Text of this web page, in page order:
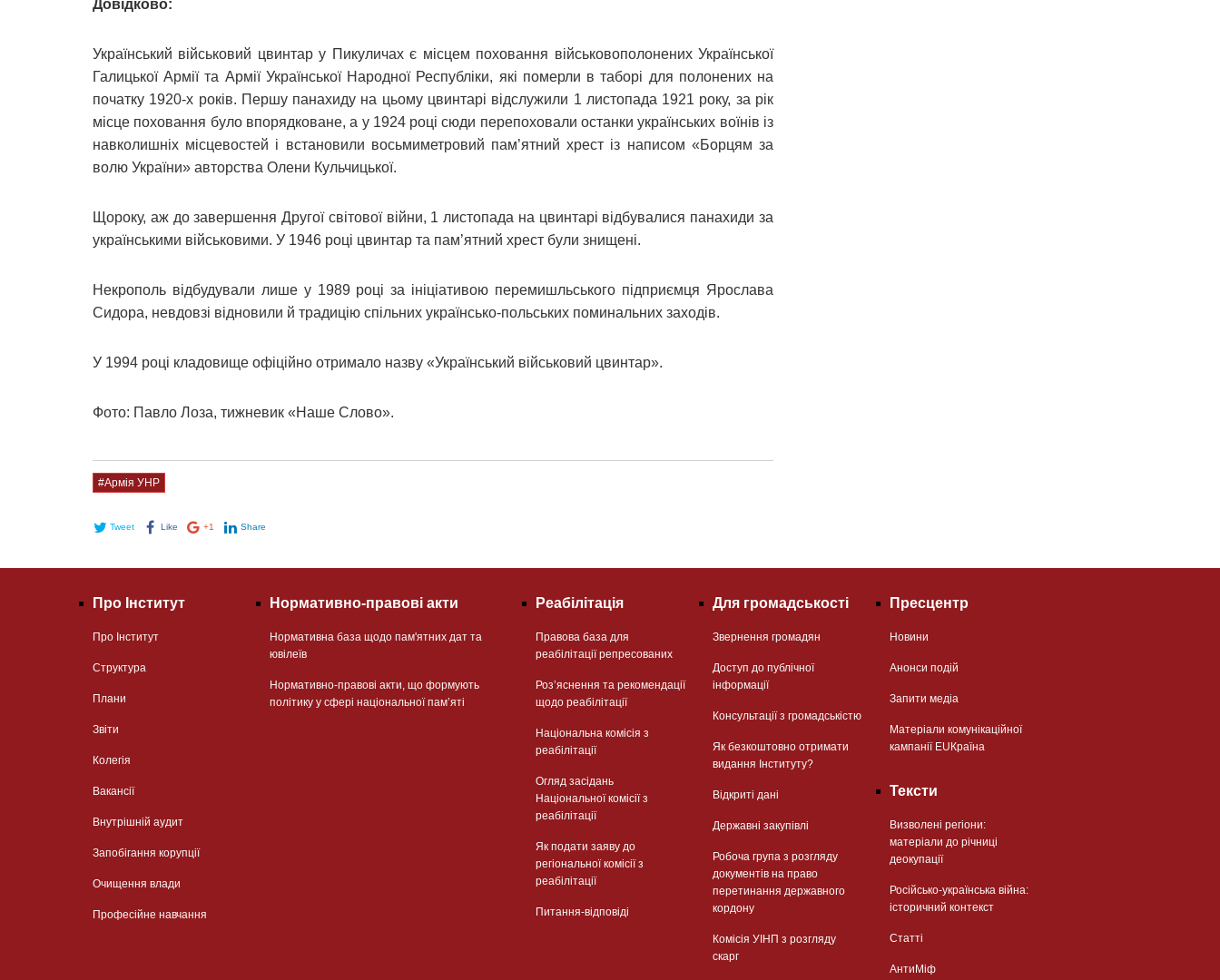
Довідково:
Український військовий цвинтар у Пикуличах є місцем поховання військовополонених Української
Галицької Армії та Армії Української Народної Республіки, які померли в таборі для полонених на
початку 1920-х років. Першу панахиду на цьому цвинтарі відслужили 1 листопада 1921 року, за рік
місце поховання було впорядковане, а у 1924 році сюди перепоховали останки українських воїнів із
навколишніх місцевостей і встановили восьмиметровий пам’ятний хрест із написом «Борцям за
волю України» авторства Олени Кульчицької.
Щороку, аж до завершення Другої світової війни, 1 листопада на цвинтарі відбувалися панахиди за
українськими військовими. У 1946 році цвинтар та пам’ятний хрест були знищені.
Некрополь відбудували лише у 1989 році за ініціативою перемишльського підприємця Ярослава
Сидора, невдовзі відновили й традицію спільних українсько-польських поминальних заходів.
У 1994 році кладовище офіційно отримало назву «Український військовий цвинтар».
Фото: Павло Лоза, тижневик «Наше Слово».
#Армія УНР
Tweet Like +1 Share
Про Інститут
Про Інститут
Структура
Плани
Звіти
Колегія
Вакансії
Внутрішній аудит
Запобігання корупції
Очищення влади
Професійне навчання
Нормативно-правові акти
Нормативна база щодо пам'ятних дат та
ювілеїв
Нормативно-правові акти, що формують
політику у сфері національної памʼяті
Реабілітація
Правова база для
реабілітації репресованих
Розʼяснення та рекомендації
щодо реабілітації
Національна комісія з
реабілітації
Огляд засідань
Національної комісії з
реабілітації
Як подати заяву до
регіональної комісії з
реабілітації
Питання-відповіді
Для громадськості
Звернення громадян
Доступ до публічної
інформації
Консультації з громадськістю
Як безкоштовно отримати
видання Інституту?
Відкриті дані
Державні закупівлі
Робоча група з розгляду
документів на право
перетинання державного
кордону
Комісія УІНП з розгляду
скарг
Пресцентр
Новини
Анонси подій
Запити медіа
Матеріали комунікаційної
кампанії EUКраїна
Тексти
Визволені регіони:
матеріали до річниці
деокупації
Російсько-українська війна:
історичний контекст
Статті
АнтиМіф